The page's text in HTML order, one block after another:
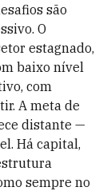
são
O
estagnado,
baixo nível
com
A meta de
distante —
Há capital,
sempre no